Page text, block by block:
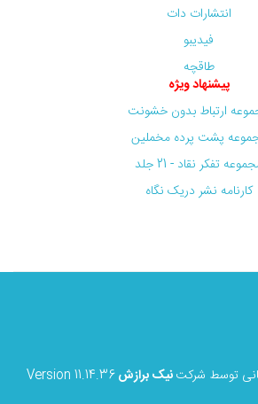
انتشارات دات
فیدیبو
طاقچه
پیشنهاد ویژه
ارتباط بدون خشونت
پشت پرده مخملین
تفکر نقاد - 21 جلد
کارنامه نشر دریک نگاه
توسط شرکتنیک برازشVersion 11.14.36